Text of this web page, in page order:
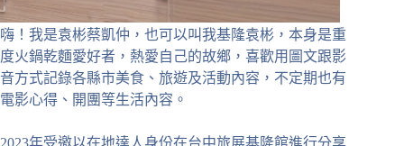
嗨！我是袁彬蔡凱仲，也可以叫我基隆袁彬，本身是重
度火鍋乾麵愛好者，熱愛自己的故鄉，喜歡用圖文跟影
音方式記錄各縣市美食、旅遊及活動內容，不定期也有
電影心得、開團等生活內容。
2023年受邀以在地達人身份在台中旅展基隆館進行分享